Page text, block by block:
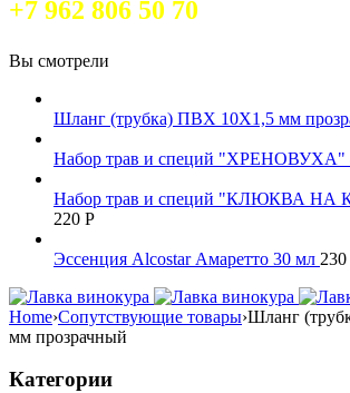
+7 962 806 50 70
Вы смотрели
Шланг (трубка) ПВХ 10Х1,5 мм
Набор трав и специй "ХРЕНОВУХА"
Набор трав и специй "КЛЮКВА НА
220 Р
Эссенция Alcostar Амаретто 30 мл 230
Home›Сопутствующие товары›Шланг
мм прозрачный
Категории